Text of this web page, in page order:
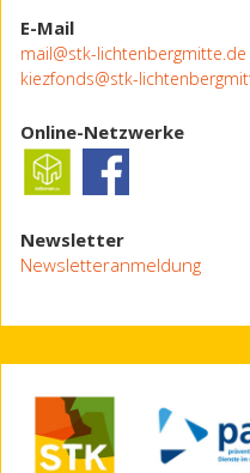
E-Mail
mail@stk-lichtenbergmitte.de
kiezfonds@stk-
Online-Netzwerke
Newsletter
Newsletteranmeldung